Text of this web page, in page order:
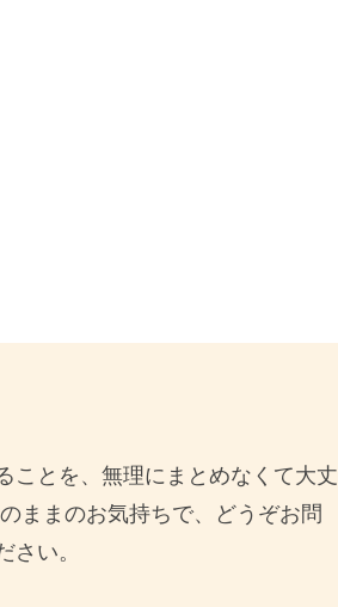
ことを、無理にまとめなくて大丈
ままのお気持ちで、どうぞお問
さい。